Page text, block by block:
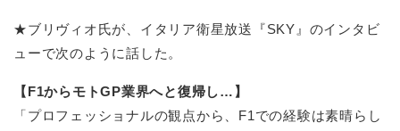
★ブリヴィオ氏が、イタリア衛星放送『SKY』のインタビ
ューで次のように話した。
【F1からモトGP業界へと復帰し…】
「プロフェッショナルの観点から、F1での経験は素晴らし